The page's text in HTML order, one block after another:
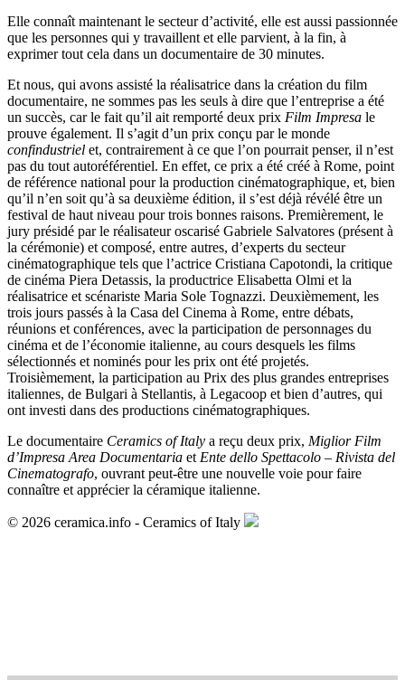
Elle connaît maintenant le secteur d’activité, elle est aussi passionnée
que les personnes qui y travaillent et elle parvient, à la fin, à
exprimer tout cela dans un documentaire de 30 minutes.
Et nous, qui avons assisté la réalisatrice dans la création du film
documentaire, ne sommes pas les seuls à dire que l’entreprise a été
un succès, car le fait qu’il ait remporté deux prix Film Impresa le
prouve également. Il s’agit d’un prix conçu par le monde
confindustriel et, contrairement à ce que l’on pourrait penser, il n’est
pas du tout autoréférentiel. En effet, ce prix a été créé à Rome, point
de référence national pour la production cinématographique, et, bien
qu’il n’en soit qu’à sa deuxième édition, il s’est déjà révélé être un
festival de haut niveau pour trois bonnes raisons. Premièrement, le
jury présidé par le réalisateur oscarisé Gabriele Salvatores (présent à
la cérémonie) et composé, entre autres, d’experts du secteur
cinématographique tels que l’actrice Cristiana Capotondi, la critique
de cinéma Piera Detassis, la productrice Elisabetta Olmi et la
réalisatrice et scénariste Maria Sole Tognazzi. Deuxièmement, les
trois jours passés à la Casa del Cinema à Rome, entre débats,
réunions et conférences, avec la participation de personnages du
cinéma et de l’économie italienne, au cours desquels les films
sélectionnés et nominés pour les prix ont été projetés.
Troisièmement, la participation au Prix des plus grandes entreprises
italiennes, de Bulgari à Stellantis, à Legacoop et bien d’autres, qui
ont investi dans des productions cinématographiques.
Le documentaire Ceramics of Italy a reçu deux prix, Miglior Film
d’Impresa Area Documentaria etEnte dello Spettacolo – Rivista del
Cinematografo, ouvrant peut-être une nouvelle voie pour faire
connaître et apprécier la céramique italienne.
© 2026 ceramica.info - Ceramics of Italy